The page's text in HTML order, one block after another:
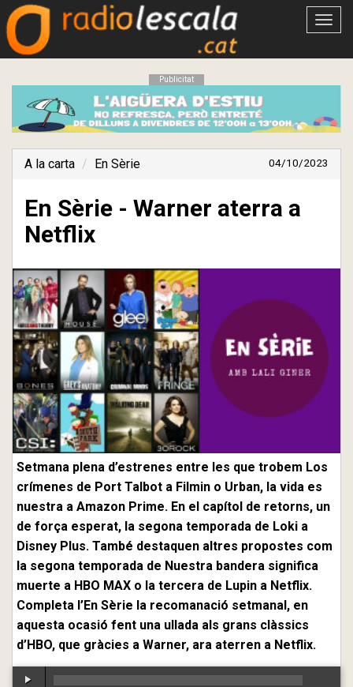
Obrir
Publicitat
A la carta En Sèrie 04/10/2023
En Sèrie - Warner aterra a
Netflix
Setmana plena d’estrenes entre les que trobem Los
crímenes de Port Talbot a Filmin o Urban, la vida es
nuestra a Amazon Prime. En el capítol de retorns, un
de força esperat, la segona temporada de Loki a
Disney Plus. També destaquen altres propostes com
la segona temporada de Nuestra bandera significa
muerte a HBO MAX o la tercera de Lupin a Netflix.
Completa l’En Sèrie la recomanació setmanal, en
aquesta ocasió fent una ullada als grans clàssics
d’HBO, que gràcies a Warner, ara aterren a Netflix.